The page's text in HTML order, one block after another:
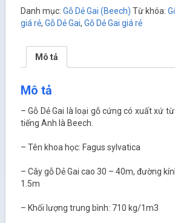
Danh mục: Gỗ Dẻ Gai (Beech) Từ khóa:
giá rẻ, Gỗ Dẻ Gai, Gỗ Dẻ Gai giá rẻ
Mô tả
Mô tả
– Gỗ Dẻ Gai là loại gỗ cứng có xuất xứ
tiếng Anh là Beech.
– Tên khoa học: Fagus sylvatica
– Cây gỗ Dẻ Gai cao 30 – 40m, đường
1.5m
– Khối lượng trung bình: 710 kg/1m3